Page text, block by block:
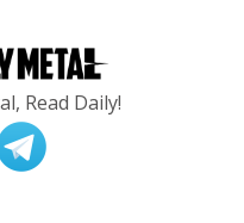
Read Daily!